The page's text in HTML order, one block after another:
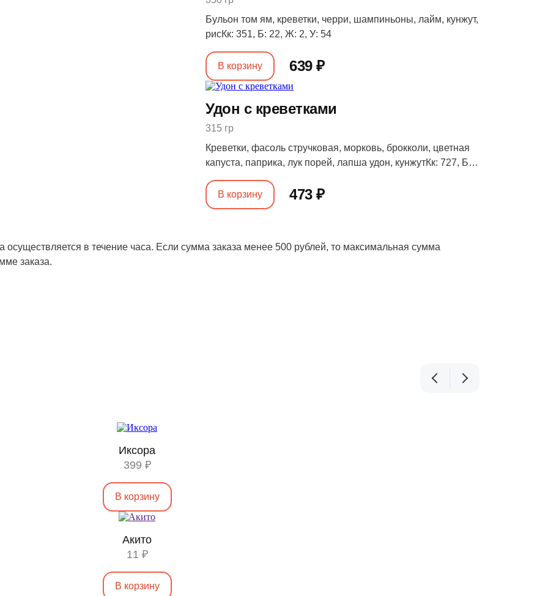
Бульон том ям, креветки, черри, шампиньоны, лайм, кунжут,
рисКк: 351, Б: 22, Ж: 2, У: 54
639 ₽
В корзину
Удон с креветками
315 гр
Креветки, фасоль стручковая, морковь, брокколи, цветная
капуста, паприка, лук порей, лапша удон, кунжутКк: 727, Б:
473 ₽
В корзину
осуществляется в течение часа. Если сумма заказа менее 500 рублей, то максимальная сумма
заказа.
Иксора
399 ₽
В корзину
Акито
11 ₽
В корзину